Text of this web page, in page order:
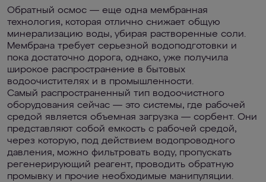
Обратный осмос — еще одна мембранная
технология, которая отлично снижает общую
минерализацию воды, убирая растворенные соли.
Мембрана требует серьезной водоподготовки и
пока достаточно дорога, однако, уже получила
широкое распространение в бытовых
водоочистителях и в промышленности.
Самый распространенный тип водоочистного
оборудования сейчас — это системы, где рабочей
средой является объемная загрузка — сорбент. Они
представляют собой емкость с рабочей средой,
через которую, под действием водопроводного
давления, можно фильтровать воду, пропускать
регенерирующий реагент, проводить обратную
промывку и прочие необходимые манипуляции.